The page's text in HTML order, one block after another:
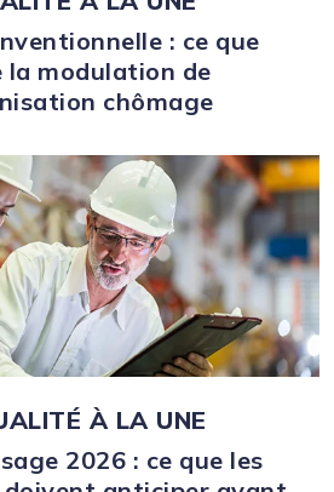
: ce que
la modulation de
chômage
À LA UNE
2026 : ce que les